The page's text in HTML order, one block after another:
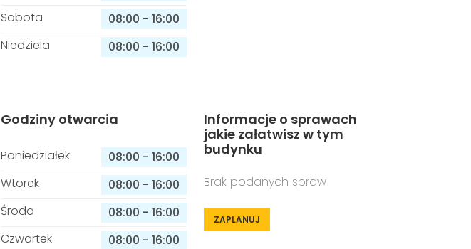
Sobota
08:00 - 16:00
Niedziela
08:00 - 16:00
Godziny otwarcia
Poniedziałek 08:00 - 16:00
Wtorek
08:00 - 16:00
Środa
08:00 - 16:00
Czwartek
08:00 - 16:00
Informacje o sprawach
jakie załatwisz w tym
budynku
Brak podanych spraw
ZAPLANUJ